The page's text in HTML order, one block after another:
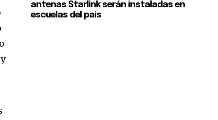
antenas Starlink serán instaladas en
escuelas del país